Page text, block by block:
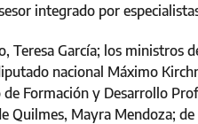
integrado por
García; los ministros
nacional Máximo
Formación y Desarrollo
Quilmes, Mayra Mendoza; de